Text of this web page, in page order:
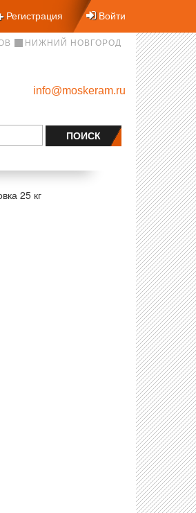
Регистрация Войти
НИЖНИЙ НОВГОРОД
info@moskeram.ru
25 кг